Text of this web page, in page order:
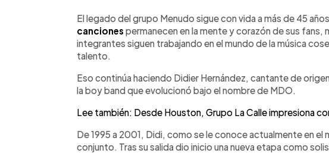
► Escuchar artículo
El legado del grupo Menudo sigue con vida a más de 45
canciones permanecen en la mente y corazón de sus fans,
integrantes siguen trabajando en el mundo de la música
talento.
Eso continúa haciendo Didier Hernández, cantante de
la boy band que evolucionó bajo el nombre de MDO.
Lee también: Desde Houston, Grupo La Calle impresiona
De 1995 a 2001, Didi, como se le conoce actualmente en
conjunto. Tras su salida dio inicio una nueva etapa como